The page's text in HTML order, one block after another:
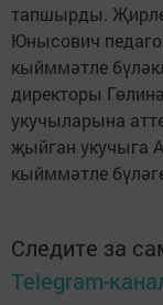
тапшырды.
Юнысович
кыйммәтле
директоры
укучыларына
җыйган укучыга
кыйммәтле
Следите за
Telegram-